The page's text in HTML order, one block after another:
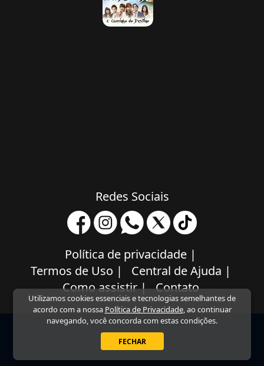
Utilizamos cookies essenciais e tecnologias semelhantes de
acordo com a nossa Política de Privacidade, ao continuar
navegando, você concorda com estas condições.
FECHAR
Redes Sociais
Política de privacidade |
Termos de Uso | Central de Ajuda |
Como assistir| Contato